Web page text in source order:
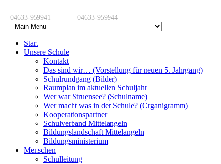
04633-959941 | 04633-959944
Start
Unsere Schule
Kontakt
Das sind wir… (Vorstellung für neuen 5. Jahrgang)
Schulrundgang (Bilder)
Raumplan im aktuellen Schuljahr
Wer war Struensee? (Schulname)
Wer macht was in der Schule? (Organigramm)
Kooperationspartner
Schulverband Mittelangeln
Bildungslandschaft Mittelangeln
Bildungsministerium
Menschen
Schulleitung